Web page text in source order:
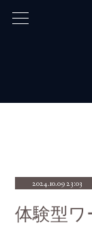
2024.10.09 23:03